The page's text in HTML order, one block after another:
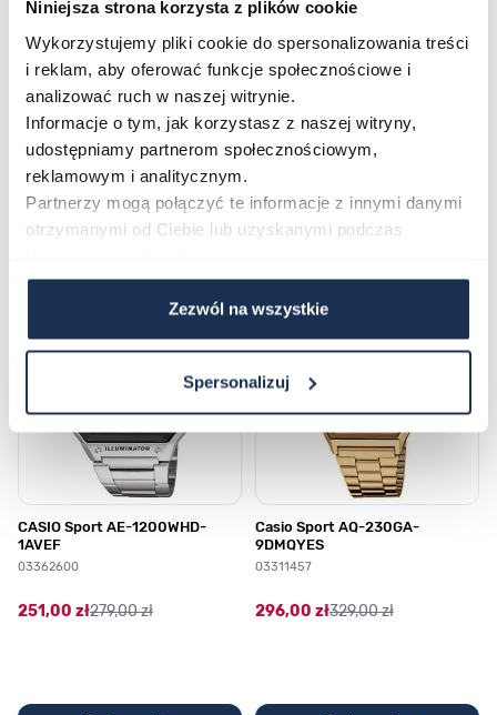
Niniejsza strona korzysta z plików cookie
Wykorzystujemy pliki cookie do spersonalizowania treści
i reklam, aby oferować funkcje społecznościowe i
analizować ruch w naszej witrynie.
Informacje o tym, jak korzystasz z naszej witryny,
udostępniamy partnerom społecznościowym,
reklamowym i analitycznym.
Partnerzy mogą połączyć te informacje z innymi danymi
otrzymanymi od Ciebie lub uzyskanymi podczas
Zezwól na wszystkie
Spersonalizuj
Zapytaj o produkt
Płatność i dostawa
Najczęściej kupowane
CASIO Sport AE-1200WHD-
1AVEF
03362600
251,00 zł279,00 zł
Casio Sport AQ-230GA-
9DMQYES
03311457
296,00 zł329,00 zł